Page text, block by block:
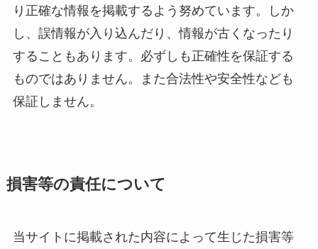
り正確な情報を掲載するよう努めています。しか
し、誤情報が入り込んだり、情報が古くなったり
することもあります。必ずしも正確性を保証する
ものではありません。また合法性や安全性なども
保証しません。
損害等の責任について
当サイトに掲載された内容によって生じた損害等